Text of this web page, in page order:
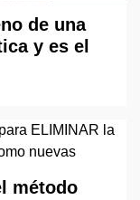
de una
y es el
método